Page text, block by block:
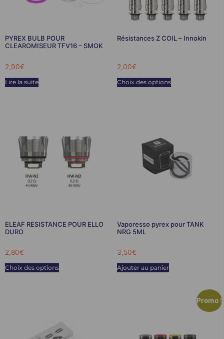
PYREX BULB POUR
CLEAROMISEUR TFV16 – SMOK
2,90€
Lire la suite
Résistances Z COIL – Innokin
2,00€
Choix des options
ELEAF RESISTANCE POUR ELLO
DURO
2,80€
Choix des options
Vaporesso pyrex pour TANK
NRG 5ML
3,50€
Ajouter au panier
Promo !